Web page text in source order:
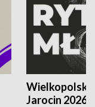
Jarocin 2026